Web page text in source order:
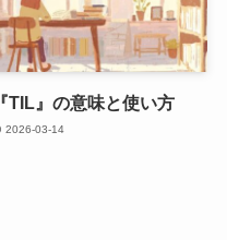
『TIL』の意味と使い方
2026-03-14